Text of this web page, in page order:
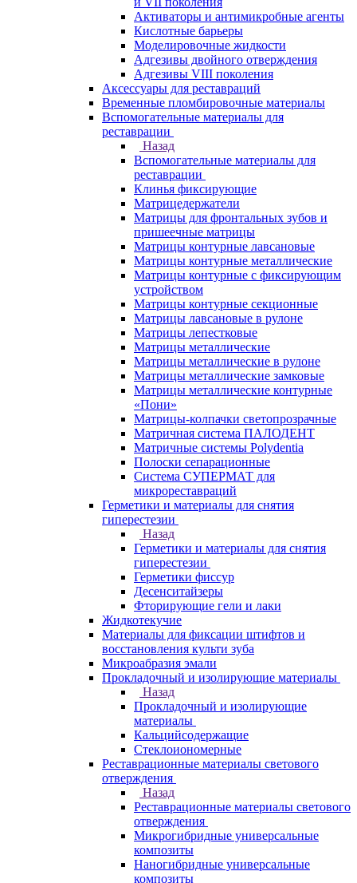
Активаторы и антимикробные агенты
Кислотные барьеры
Моделировочные жидкости
Адгезивы двойного отверждения
Адгезивы VIII поколения
Аксессуары для реставраций
Временные пломбировочные материалы
Вспомогательные материалы для
реставрации
Назад
Вспомогательные материалы для
реставрации
Клинья фиксирующие
Матрицедержатели
Матрицы для фронтальных зубов и
пришеечные матрицы
Матрицы контурные лавсановые
Матрицы контурные металлические
Матрицы контурные с фиксирующим
устройством
Матрицы контурные секционные
Матрицы лавсановые в рулоне
Матрицы лепестковые
Матрицы металлические
Матрицы металлические в рулоне
Матрицы металлические замковые
Матрицы металлические контурные
«Пони»
Матрицы-колпачки светопрозрачные
Матричная система ПАЛОДЕНТ
Матричные системы Polydentia
Полоски сепарационные
Система СУПЕРМАТ для
микрореставраций
Герметики и материалы для снятия
гиперестезии
Назад
Герметики и материалы для снятия
гиперестезии
Герметики фиссур
Десенситайзеры
Фторирующие гели и лаки
Жидкотекучие
Материалы для фиксации штифтов и
восстановления культи зуба
Микроабразия эмали
Прокладочный и изолирующие материалы
Назад
Прокладочный и изолирующие
материалы
Кальцийсодержащие
Стеклоиономерные
Реставрационные материалы светового
отверждения
Назад
Реставрационные материалы светового
отверждения
Микрогибридные универсальные
композиты
Наногибридные универсальные
композиты